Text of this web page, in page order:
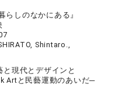
らしのなかにある』
Shintaro.,
と現代とデザインと
Artと民藝運動のあいだ─